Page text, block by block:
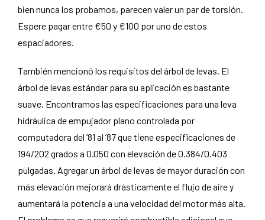
bien nunca los probamos, parecen valer un par de torsión.
Espere pagar entre €50 y €100 por uno de estos
espaciadores.
También mencionó los requisitos del árbol de levas. El
árbol de levas estándar para su aplicación es bastante
suave. Encontramos las especificaciones para una leva
hidráulica de empujador plano controlada por
computadora del ’81 al ’87 que tiene especificaciones de
194/202 grados a 0.050 con elevación de 0.384/0.403
pulgadas. Agregar un árbol de levas de mayor duración con
más elevación mejorará drásticamente el flujo de aire y
aumentará la potencia a una velocidad del motor más alta.